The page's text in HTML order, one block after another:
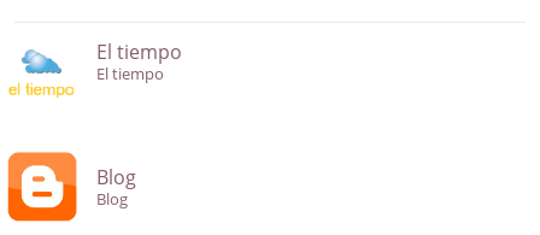
El tiempo
El tiempo
Blog
Blog